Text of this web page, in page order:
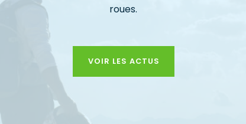
roues.
VOIR LES ACTUS